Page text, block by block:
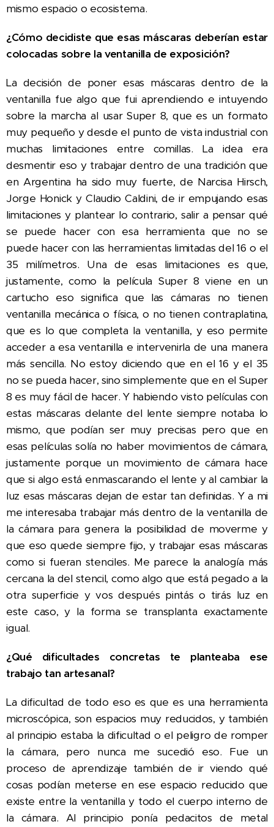
mismo espacio o ecosistema.
¿Cómo decidiste que esas máscaras deberían estar
colocadas sobre la ventanilla de exposición?
La decisión de poner esas máscaras dentro de la
ventanilla fue algo que fui aprendiendo e intuyendo
sobre la marcha al usar Super 8, que es un formato
muy pequeño y desde el punto de vista industrial con
muchas limitaciones entre comillas. La idea era
desmentir eso y trabajar dentro de una tradición que
en Argentina ha sido muy fuerte, de Narcisa Hirsch,
Jorge Honick y Claudio Caldini, de ir empujando esas
limitaciones y plantear lo contrario, salir a pensar qué
se puede hacer con esa herramienta que no se
puede hacer con las herramientas limitadas del 16 o el
35 milímetros. Una de esas limitaciones es que,
justamente, como la película Super 8 viene en un
cartucho eso significa que las cámaras no tienen
ventanilla mecánica o física, o no tienen contraplatina,
que es lo que completa la ventanilla, y eso permite
acceder a esa ventanilla e intervenirla de una manera
más sencilla. No estoy diciendo que en el 16 y el 35
no se pueda hacer, sino simplemente que en el Super
8 es muy fácil de hacer. Y habiendo visto películas con
estas máscaras delante del lente siempre notaba lo
mismo, que podían ser muy precisas pero que en
esas películas solía no haber movimientos de cámara,
justamente porque un movimiento de cámara hace
que si algo está enmascarando el lente y al cambiar la
luz esas máscaras dejan de estar tan definidas. Y a mi
me interesaba trabajar más dentro de la ventanilla de
la cámara para genera la posibilidad de moverme y
que eso quede siempre fijo, y trabajar esas máscaras
como si fueran stenciles. Me parece la analogía más
cercana la del stencil, como algo que está pegado a la
otra superficie y vos después pintás o tirás luz en
este caso, y la forma se transplanta exactamente
igual.
¿Qué dificultades concretas te planteaba ese
trabajo tan artesanal?
La dificultad de todo eso es que es una herramienta
microscópica, son espacios muy reducidos, y también
al principio estaba la dificultad o el peligro de romper
la cámara, pero nunca me sucedió eso. Fue un
proceso de aprendizaje también de ir viendo qué
cosas podían meterse en ese espacio reducido que
existe entre la ventanilla y todo el cuerpo interno de
la cámara. Al principio ponía pedacitos de metal